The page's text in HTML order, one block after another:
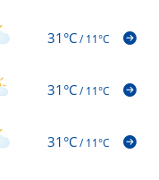
31°C/11°C
31°C/11°C
31°C/11°C